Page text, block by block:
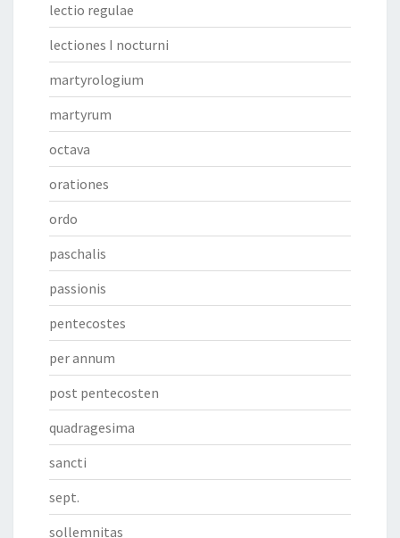
lectio regulae
lectiones I nocturni
martyrologium
martyrum
octava
orationes
ordo
paschalis
passionis
pentecostes
per annum
post pentecosten
quadragesima
sancti
sept.
sollemnitas